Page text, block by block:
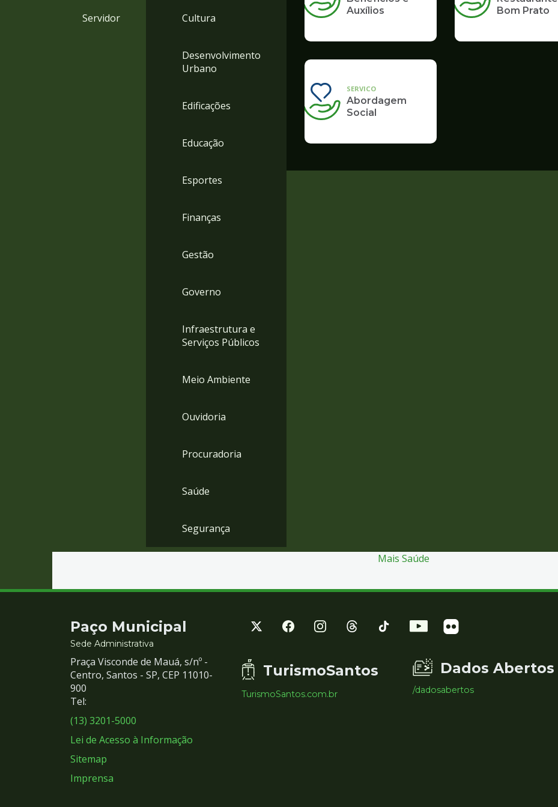
Servidor Cultura
Desenvolvimento
Urbano
Edificações
Educação
Esportes
Finanças
Gestão
Governo
Infraestrutura e
Serviços Públicos
Meio Ambiente
Ouvidoria
Procuradoria
Saúde
Segurança
Auxílios
Bom Prato
SERVICO
Abordagem
Social
Mais Saúde
Contato
e
Redes
Sociais
Paço Municipal
Sede Administrativa
Praça Visconde de Mauá, s/nº -
Centro, Santos - SP, CEP 11010-
900
Tel:
(13) 3201-5000
Lei de Acesso à Informação
Sitemap
Imprensa
TurismoSantos
TurismoSantos.com.br
Dados Abertos
/dadosabertos